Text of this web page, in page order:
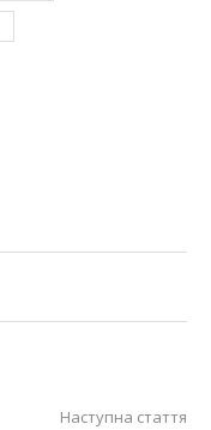
Наступна стаття